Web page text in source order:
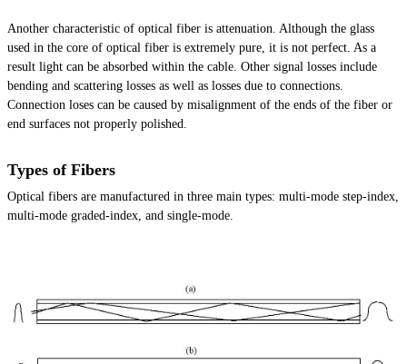
Another characteristic of optical fiber is attenuation. Although the glass
used in the core of optical fiber is extremely pure, it is not perfect. As a
result light can be absorbed within the cable. Other signal losses include
bending and scattering losses as well as losses due to connections.
Connection loses can be caused by misalignment of the ends of the fiber or
end surfaces not properly polished.
Types of Fibers
Optical fibers are manufactured in three main types: multi-mode step-index,
multi-mode graded-index, and single-mode.